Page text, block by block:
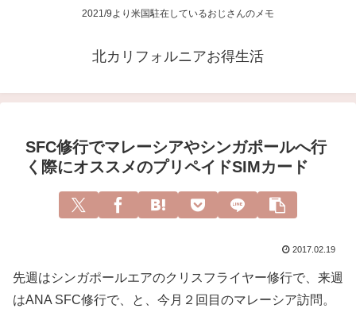
2021/9より米国駐在しているおじさんのメモ
北カリフォルニアお得生活
SFC修行でマレーシアやシンガポールへ行
く際にオススメのプリペイドSIMカード
2017.02.19
先週はシンガポールエアのクリスフライヤー修行で、来週
はANA SFC修行で、と、今月２回目のマレーシア訪問。